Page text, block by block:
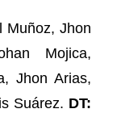
Muñoz, Jhon
Mojica,
Jhon Arias,
Suárez. DT: